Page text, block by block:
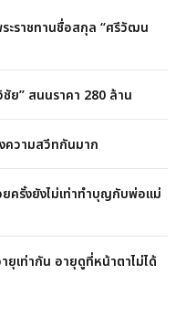
ะราชทานชื่อสกุล “ศรีวัฒน
ชัย” สนนราคา 280 ล้าน
ความสวีทกันมาก
ครั้งยังไม่เท่าทำบุญกับพ่อแม่
ยุเท่ากัน อายุดูที่หน้าตาไม่ได้